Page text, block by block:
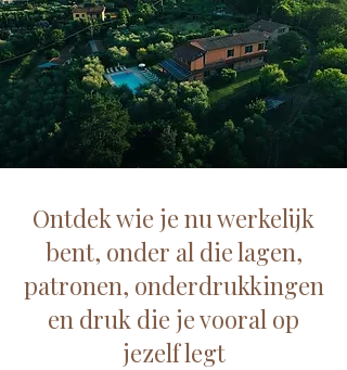
Ontdek wie je nu werkelijk
bent, onder al die lagen,
patronen, onderdrukkingen
en druk die je vooral op
jezelf legt